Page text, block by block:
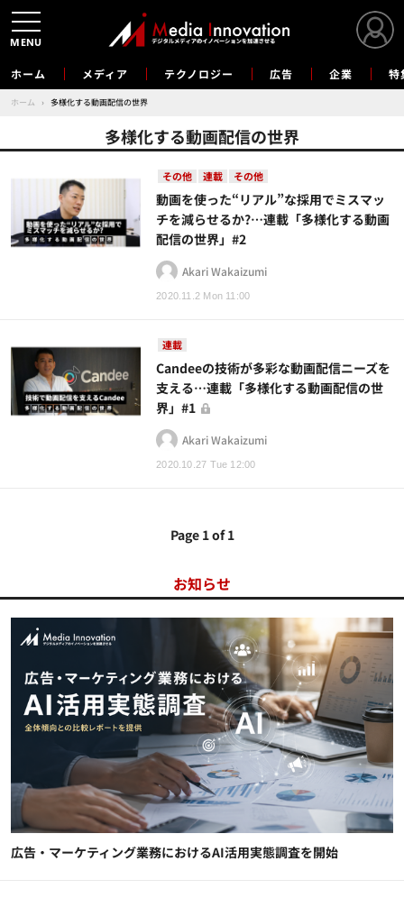
ホーム メディア テクノロジー 広告 企業 特
ホーム › 多様化する動画配信の世界
多様化する動画配信の世界
その他 連載 その他
2020.11.2 Mon 11:00
動画を使った“リアル”な採用でミスマッ
チを減らせるか?…連載「多様化する動画
配信の世界」#2
Akari Wakaizumi
連載
2020.10.27 Tue 12:00
Candeeの技術が多彩な動画配信ニーズを
支える…連載「多様化する動画配信の世
界」#1
Akari Wakaizumi
Page 1 of 1
お知らせ
広告・マーケティング業務におけるAI活用実態調査を開始
MENU